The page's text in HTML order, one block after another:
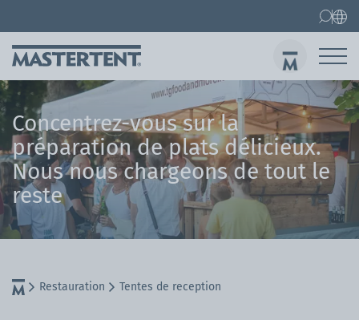
Concentrez-vous sur la
préparation de plats délicieux.
Nous nous chargeons de tout le
reste
Restauration Tentes de reception
Contact FAQ
Barnum pliant
Barnum pliant 3x3 m